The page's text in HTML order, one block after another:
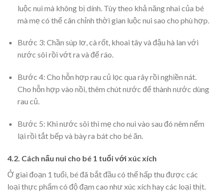
luộc nui mà không bị dính. Tùy theo khả năng nhai của bé
mà mẹ có thể cân chỉnh thời gian luộc nui sao cho phù hợp.
Bước 3: Chần súp lơ, cà rốt, khoai tây và đậu hà lan với
nước sôi rồi vớt ra và để ráo.
Bước 4: Cho hỗn hợp rau củ lọc qua rây rồi nghiền nát.
Cho hỗn hợp vào nồi, thêm chút nước để thành nước dùng
rau củ.
Bước 5: Khi nước sôi thì mẹ cho nui vào sau đó nêm nếm
lại rồi tắt bếp và bày ra bát cho bé ăn.
4.2. Cách nấu nui cho bé 1 tuổi với xúc xích
Ở giai đoạn 1 tuổi, bé đã bắt đầu có thể hấp thu được các
loại thực phẩm có độ đạm cao như xúc xích hay các loại thịt.